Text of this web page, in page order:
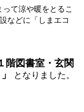
て涼や暖をとるこ
などに「しまエコ
階図書室・玄関
となりました。